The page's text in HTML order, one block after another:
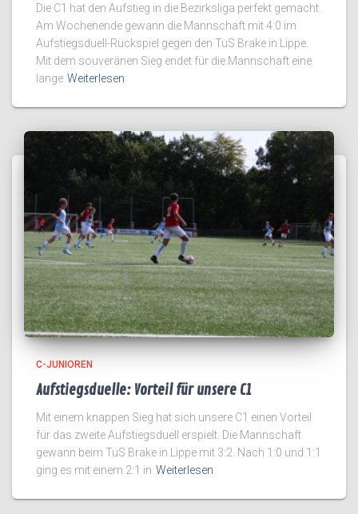
Die C1 hat den Aufstieg in die Bezirksliga perfekt gemacht.
Am Wochenende gewann die Mannschaft mit 4:0 im
Aufstiegsduell-Rückspiel gegen den TuS Brake in Lippe.
Mit dem souveränen Sieg endet für die Mannschaft eine
lange Weiterlesen
C-JUNIOREN
Aufstiegsduelle: Vorteil für unsere C1
Mit einem knappen Sieg hat sich unsere C1 einen Vorteil
für das zweite Aufstiegsduell erspielt. Die Mannschaft
gewann beim TuS Brake in Lippe mit 3:2. Nach 1:0 und 1:1
ging es mit einem 2:1 in Weiterlesen